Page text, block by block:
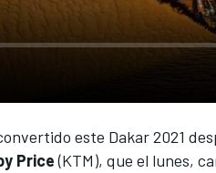
este Dakar 2021
Price(KTM), que el lunes,